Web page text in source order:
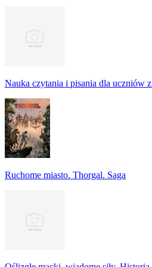
Nauka czytania i pisania dla uczniów
Ruchome miasto. Thorgal. Saga